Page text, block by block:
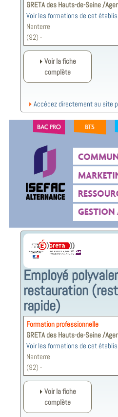
GRETA des Hauts-de-Seine /
Voir les formations de cet
Nanterre
(92) -
Voir la fiche
complète
Accédez directement au site
Employé
restauration
rapide)
Formation professionnelle
GRETA des Hauts-de-Seine /
Voir les formations de cet
Nanterre
(92) -
Voir la fiche
complète